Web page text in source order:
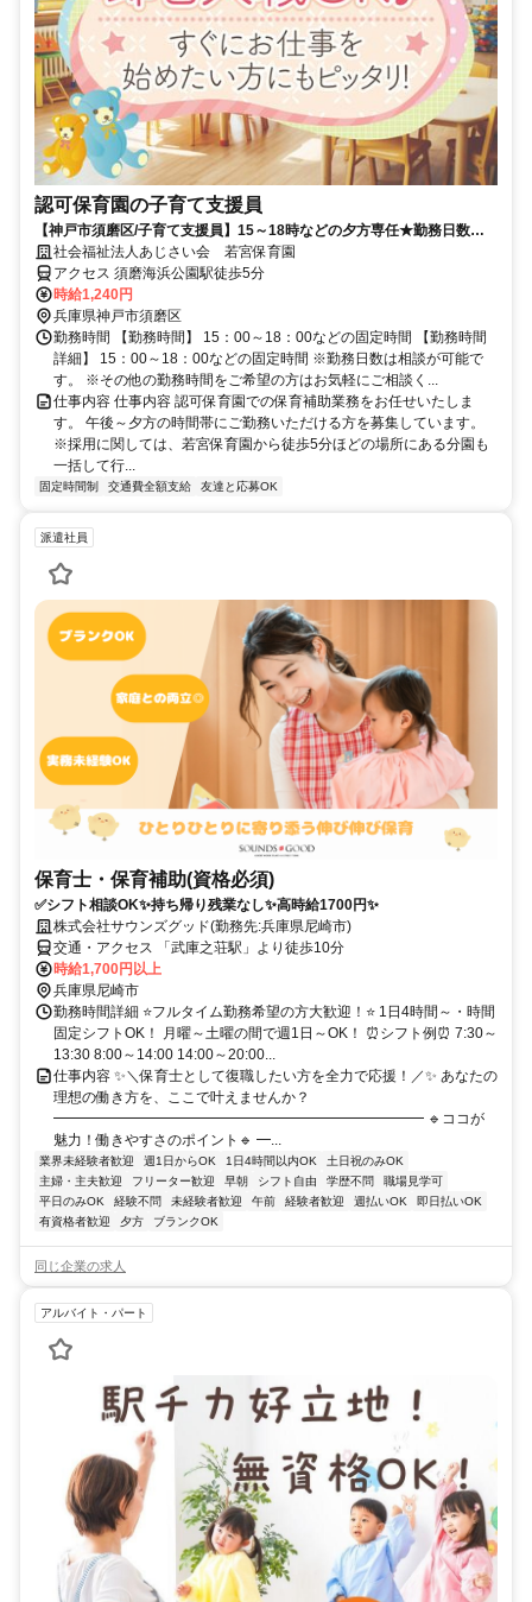
認可保育園の子育て支援員
【神戸市須磨区/子育て支援員】15～18時などの夕方専任★勤務日数相
談OK★60代活躍中★定員50名の認可保育園！
社会福祉法人あじさい会 若宮保育園
アクセス 須磨海浜公園駅徒歩5分
時給1,240円
兵庫県神戸市須磨区
勤務時間 【勤務時間】 15：00～18：00などの固定時間 【勤務時間
詳細】 15：00～18：00などの固定時間 ※勤務日数は相談が可能で
す。 ※その他の勤務時間をご希望の方はお気軽にご相談く...
仕事内容 仕事内容 認可保育園での保育補助業務をお任せいたしま
す。 午後～夕方の時間帯にご勤務いただける方を募集しています。
※採用に関しては、若宮保育園から徒歩5分ほどの場所にある分園も
一括して行...
固定時間制 交通費全額支給 友達と応募OK
派遣社員
保育士・保育補助(資格必須)
✅シフト相談OK✨持ち帰り残業なし✨高時給1700円✨
株式会社サウンズグッド(勤務先:兵庫県尼崎市)
交通・アクセス 「武庫之荘駅」より徒歩10分
時給1,700円以上
兵庫県尼崎市
勤務時間詳細 ⭐フルタイム勤務希望の方大歓迎！⭐ 1日4時間～・時間
固定シフトOK！ 月曜～土曜の間で週1日～OK！ ⏰シフト例⏰ 7:30～
13:30 8:00～14:00 14:00～20:00...
仕事内容 ✨＼保育士として復職したい方を全力で応援！／✨ あなたの
理想の働き方を、ここで叶えませんか？
━━━━━━━━━━━━━━━━━━━━━━━━━━ 🔹ココが
魅力！働きやすさのポイント🔹 ━...
業界未経験者歓迎 週1日からOK 1日4時間以内OK
土日祝のみOK
主婦・主夫歓迎
フリーター歓迎 早朝 シフト自由 学歴不問
職場見学可
平日のみOK
経験不問 未経験者歓迎 午前 経験者歓迎 週払いOK
即日払いOK
有資格者歓迎
夕方 ブランクOK
同じ企業の求人
アルバイト・パート